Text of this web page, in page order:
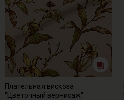
Плательная вискоза
"Цветочный вернисаж"